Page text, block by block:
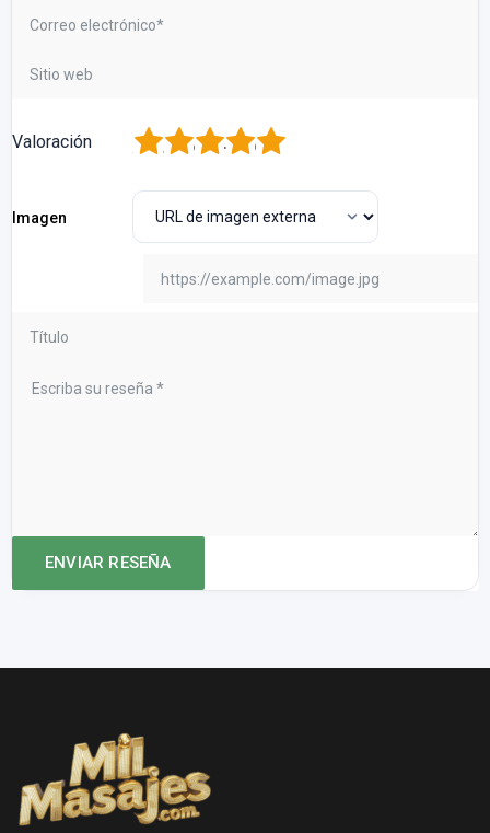
Valoración 5
4
3
2
Imagen